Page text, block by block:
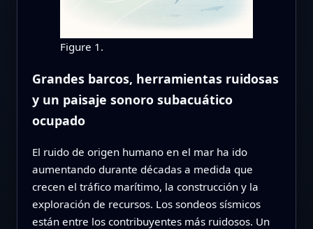
Figure 1.
Grandes barcos, herramientas ruidosas
y un paisaje sonoro subacuático
ocupado
El ruido de origen humano en el mar ha ido
aumentando durante décadas a medida que
crecen el tráfico marítimo, la construcción y la
exploración de recursos. Los sondeos sísmicos
están entre los contribuyentes más ruidosos. Un